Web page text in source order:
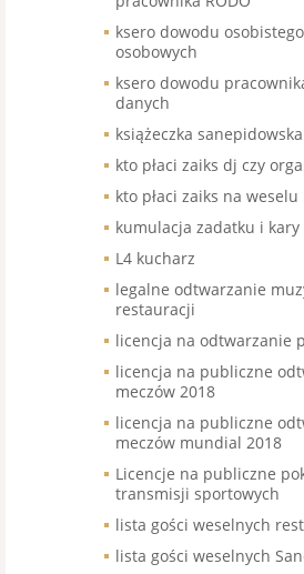
ksero dowodu
osobowych
ksero dowodu
danych
książeczka sanepidowska
kto płaci zaiks dj czy
kto płaci zaiks na weselu
kumulacja zadatku i
L4 kucharz
legalne odtwarzanie
restauracji
licencja na odtwarzanie
licencja na publiczne
meczów 2018
licencja na publiczne
meczów mundial 2018
Licencje na publiczne
transmisji sportowych
lista gości weselnych
lista gości weselnych